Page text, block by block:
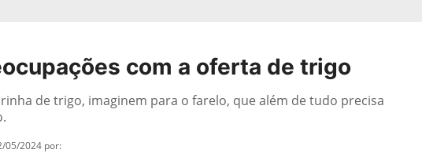
com a oferta de trigo
de trigo, imaginem para o farelo, que além de tudo precisa
05/2024 por: